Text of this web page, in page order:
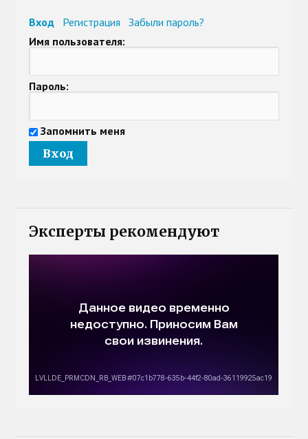
Вход Регистрация
Забыли пароль?
Имя пользователя:
Пароль:
Запомнить меня
Эксперты рекомендуют